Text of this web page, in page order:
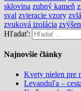
sklovina zubný kameň
sval zvieracie vzory
zvuková izolácia
Hľadať:
Najnovšie články
Kvety nielen pre
Levanduľa –